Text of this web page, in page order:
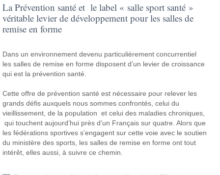
La Prévention santé et le label « salle sport santé »
véritable levier de développement pour les salles de
remise en forme
Dans un environnement devenu particulièrement concurrentiel
les salles de remise en forme disposent d’un levier de croissance
qui est la prévention santé.
Cette offre de prévention santé est nécessaire pour relever les
grands défis auxquels nous sommes confrontés, celui du
vieillissement, de la population et celui des maladies chroniques,
qui touchent aujourd’hui près d’un Français sur quatre. Alors que
les fédérations sportives s’engagent sur cette voie avec le soutien
du ministère des sports, les salles de remise en forme ont tout
intérêt, elles aussi, à suivre ce chemin.